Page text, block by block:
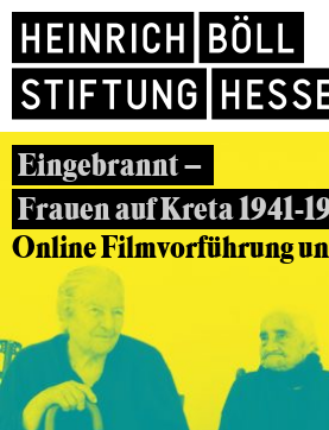
Eingebrannt –
Frauen auf Kreta 1941-
Online Filmvorführung